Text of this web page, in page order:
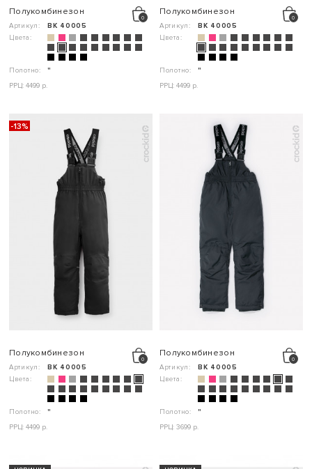
Полукомбинезон
Артикул:
ВК 40005
Цвета:
Полотно:
"
РРЦ: 4499 р.
Полукомбинезон
Артикул:
ВК 40005
Цвета:
Полотно:
"
РРЦ: 4499 р.
-13%
Полукомбинезон
Артикул:
ВК 40005
Цвета:
Полотно:
"
РРЦ: 4499 р.
Полукомбинезон
Артикул:
ВК 40005
Цвета:
Полотно:
"
РРЦ: 3699 р.